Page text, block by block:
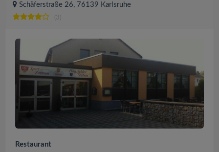
Schäferstraße 26, 76139 Karlsruhe
(3)
Restaurant